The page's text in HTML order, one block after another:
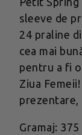
sleeve de
24 praline
cea mai
pentru a fi
Ziua
Gramaj: